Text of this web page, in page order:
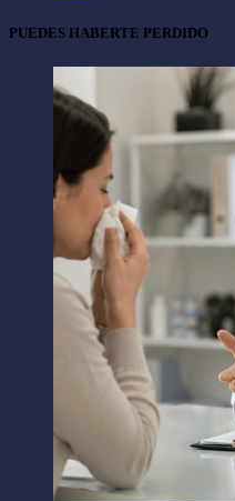
PUEDES HABERTE PERDIDO